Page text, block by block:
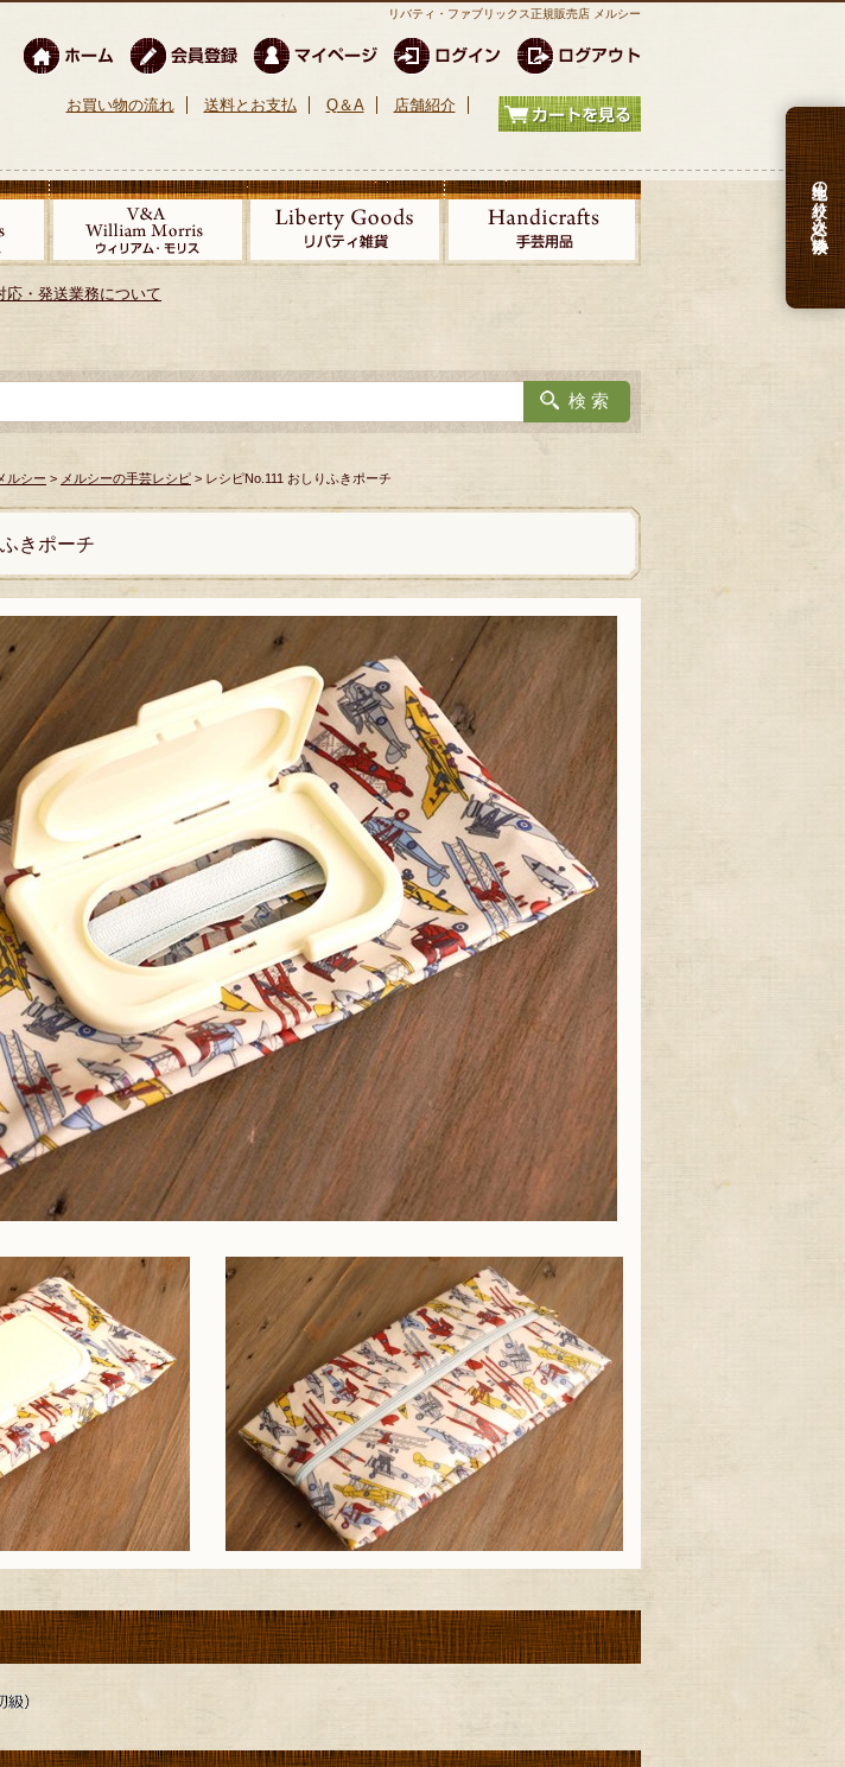
リバティ・ファブリックス正規販売店 メルシー
お買い物の流れ 送料とお支払 Q＆A 店舗紹介
応・発送業務について
生地の絞り込み検索
ルシー > メルシーの手芸レシピ > レシピNo.111 おしりふきポーチ
きポーチ